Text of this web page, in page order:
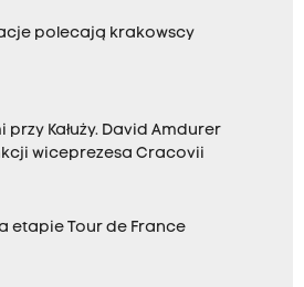
polecają krakowscy
przy Kałuży. David Amdurer
wiceprezesa Cracovii
etapie Tour de France